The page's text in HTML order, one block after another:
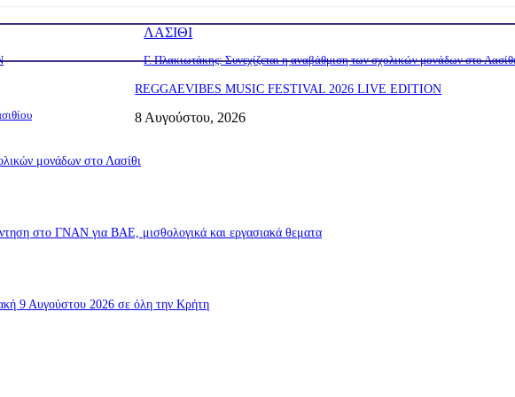
ΛΑΣΙΘΙ
Γ. Πλακιωτάκης: Συνεχίζεται η αναβάθμιση των σχολικών μονάδων στο
REGGAEVIBES MUSIC FESTIVAL 2026 LIVE EDITION
8 Αυγούστου, 2026
μονάδων στο Λασίθι
στο ΓΝΑΝ για ΒΑΕ, μισθολογικά και εργασιακά θεματα
9 Αυγούστου 2026 σε όλη την Κρήτη